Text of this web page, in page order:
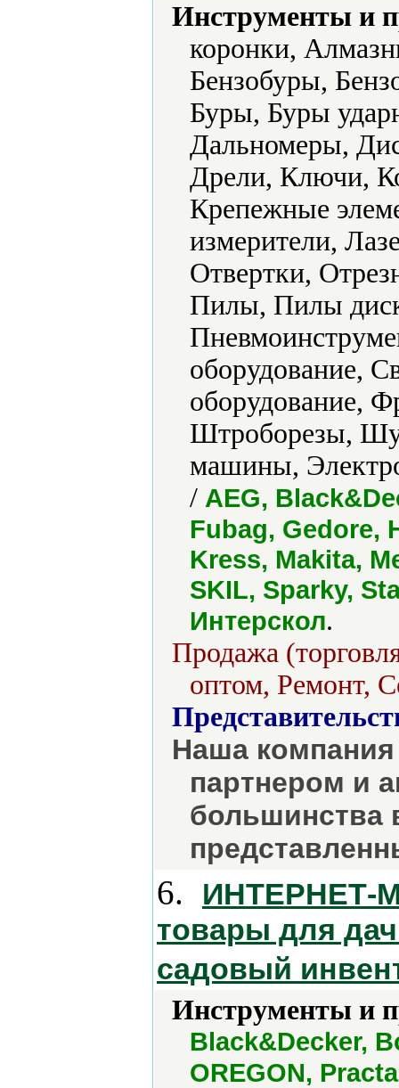
Инструменты и
коронки,
Бензобуры,
Буры, Буры
Дальномеры,
Дрели, Ключи,
Крепежные
измерители,
Отвертки,
Пилы, Пилы
оборудование,
оборудование,
Штроборезы,
машины,
/ AEG,
Fubag, Gedore,
Kress, Makita,
SKIL, Sparky,
Интерскол.
Продажа
оптом, Ремонт,
Наша
партнером и
большинства
6.
ИНТЕРНЕТ-
товары для
садовый
Инструменты и
Black&Decker,
OREGON,